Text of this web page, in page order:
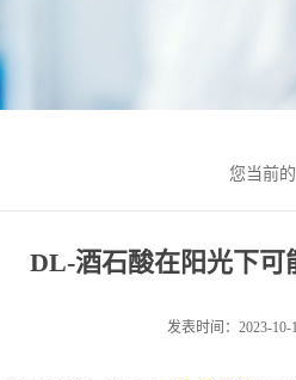
您当前
DL-酒石酸在阳光下可
发表时间：2023-10-